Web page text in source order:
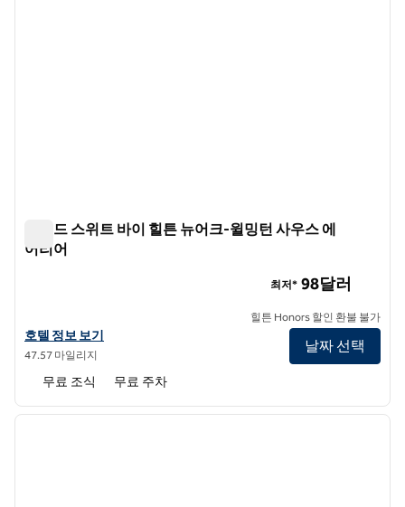
홈우드 스위트 바이 힐튼 뉴어크-윌밍턴 사우스 에
어리어
홈우드 스위트 바이 힐튼 뉴어크-윌밍턴 사우스 에어리어의 호텔 정보
호텔 정보 보기
47.57 마일리지
최저* 98달러
힐튼 Honors 할인 환불 불가
날짜 선택
무료 조식 무료 주차
1/12
다음